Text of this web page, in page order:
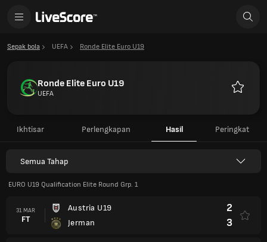
Sepak bola UEFA Ronde Elite Euro U19
Ronde Elite Euro U19
UEFA
Ikhtisar Perlengkapan Hasil Peringkat
Semua Tahap
EURO U19 Qualification Elite Round Grp. 1
31 MAR
FT
Austria U19
Jerman
2
3